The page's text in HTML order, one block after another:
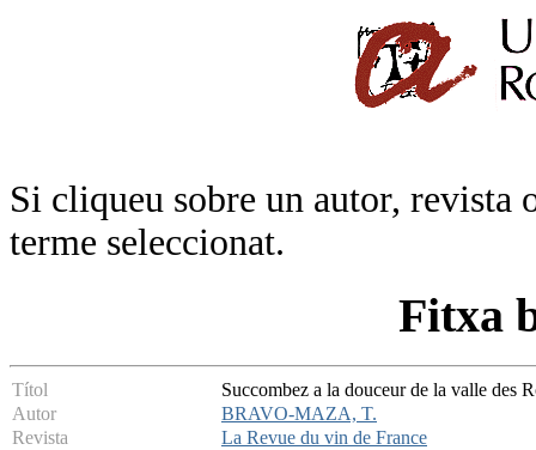
Si cliqueu sobre un autor, revista
terme seleccionat.
Fitxa
Títol
Succombez a la douceur de la valle
Autor
BRAVO-MAZA, T.
Revista
La Revue du vin de France